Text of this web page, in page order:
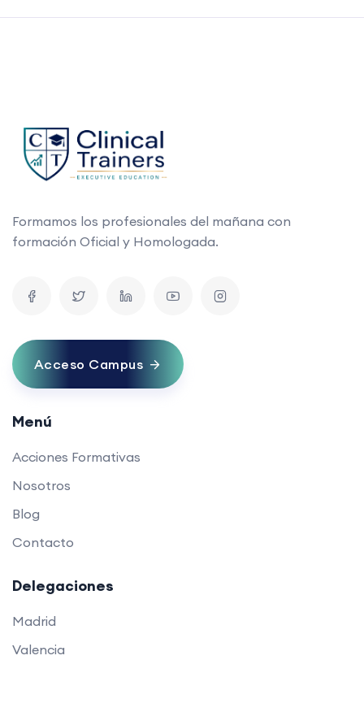
Formamos los profesionales del mañana con
formación Oficial y Homologada.
Acceso Campus
Menú
Acciones Formativas
Nosotros
Blog
Contacto
Delegaciones
Madrid
Valencia